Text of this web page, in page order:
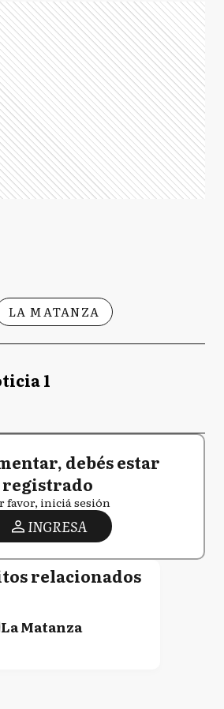
LA MATANZA
1
debés estar
registrado
favor, iniciá sesión
INGRESA
relacionados
La Matanza